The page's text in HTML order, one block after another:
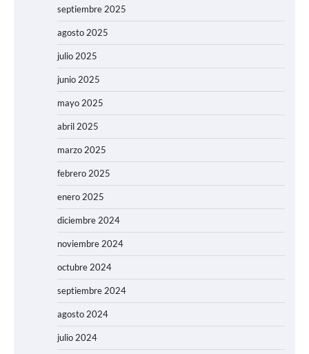
septiembre 2025
agosto 2025
julio 2025
junio 2025
mayo 2025
abril 2025
marzo 2025
febrero 2025
enero 2025
diciembre 2024
noviembre 2024
octubre 2024
septiembre 2024
agosto 2024
julio 2024